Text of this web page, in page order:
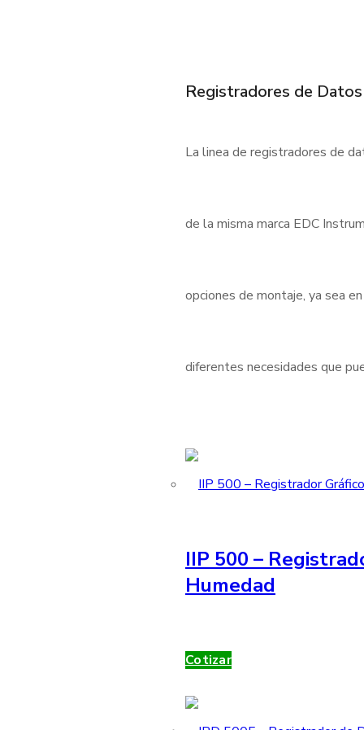
Registradores de Datos
La linea de registradores de
de la misma marca EDC
opciones de montaje, ya sea
diferentes necesidades que
IIP 500 –
Humedad
Cotizar